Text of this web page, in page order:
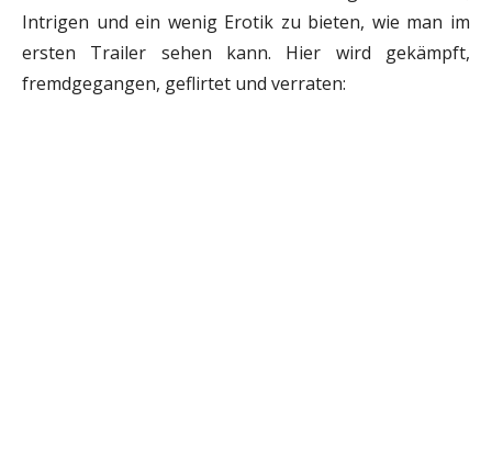
Intrigen und ein wenig Erotik zu bieten, wie man im
ersten Trailer sehen kann. Hier wird gekämpft,
fremdgegangen, geflirtet und verraten: